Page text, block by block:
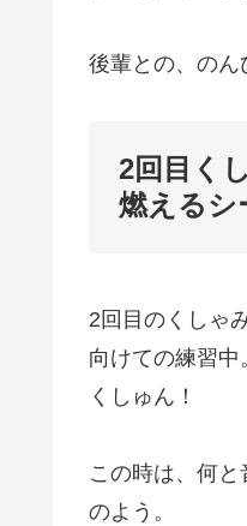
後輩との、のん
2回目く
燃えるシ
2回目のくしゃ
向けての練習中
くしゅん！
この時は、何
のよう。